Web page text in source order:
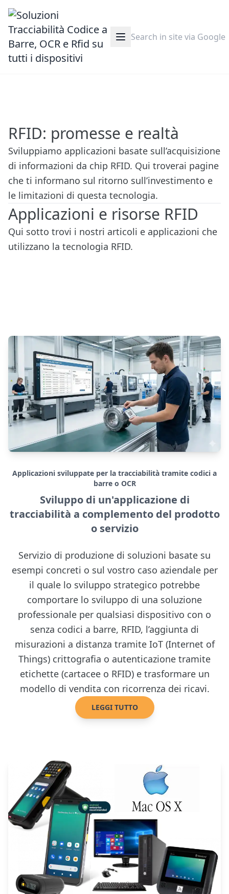
RFID: promesse e realtà
Sviluppiamo applicazioni basate sull’acquisizione
di informazioni da chip RFID. Qui troverai pagine
che ti informano sul ritorno sull’investimento e
le limitazioni di questa tecnologia.
Applicazioni e risorse RFID
Qui sotto trovi i nostri articoli e applicazioni che
utilizzano la tecnologia RFID.
Applicazioni sviluppate per la tracciabilità tramite codici a
barre o OCR
Sviluppo di un'applicazione di
tracciabilità a complemento del prodotto
o servizio
Servizio di produzione di soluzioni basate su
esempi concreti o sul vostro caso aziendale per
il quale lo sviluppo strategico potrebbe
comportare lo sviluppo di una soluzione
professionale per qualsiasi dispositivo con o
senza codici a barre, RFID, l’aggiunta di
misurazioni a distanza tramite IoT (Internet of
Things) crittografia o autenticazione tramite
etichette (cartacee o RFID) e trasformare un
modello di vendita con ricorrenza dei ricavi.
LEGGI TUTTO